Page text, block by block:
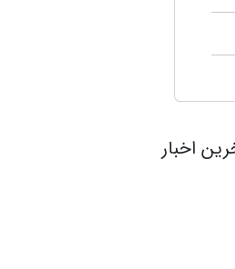
اخبار